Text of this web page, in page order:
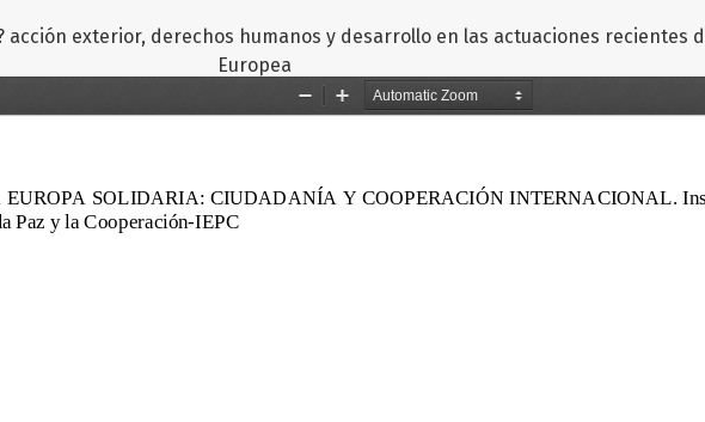
acción exterior, derechos humanos y desarrollo en las actuaciones recientes
Europea